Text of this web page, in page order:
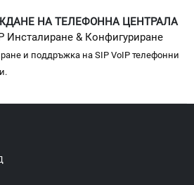
НА ТЕЛЕФОННА ЦЕНТРАЛА
Инсталиране & Конфигуриране
и поддръжка на SIP VoIP телефонни